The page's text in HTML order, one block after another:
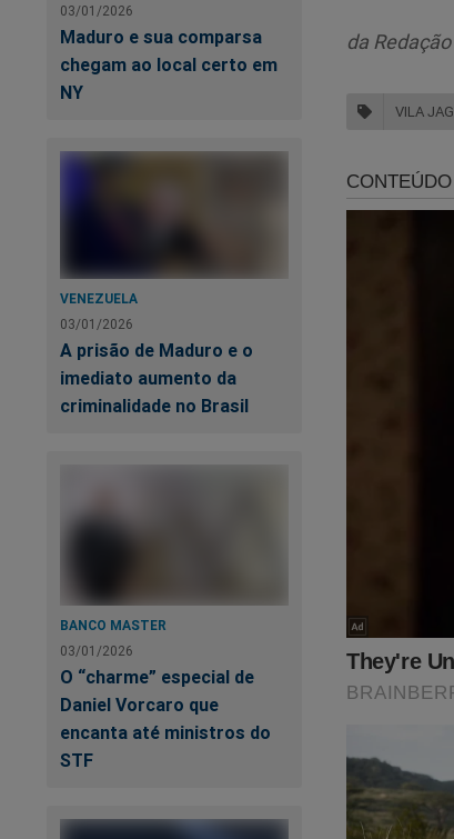
03/01/2026
Maduro e sua comparsa
chegam ao local certo em
NY
VENEZUELA
03/01/2026
A prisão de Maduro e o
imediato aumento da
criminalidade no Brasil
BANCO MASTER
03/01/2026
O “charme” especial de
Daniel Vorcaro que
encanta até ministros do
STF
O jovem foi
O caso foi
cadáver
da Redação
VILA